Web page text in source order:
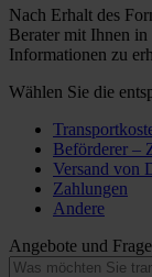
Nach Erhalt des
Berater mit Ihnen
Informationen zu
Wählen Sie die
Beförderer –
Versand von
Zahlungen
Andere
Angebote und